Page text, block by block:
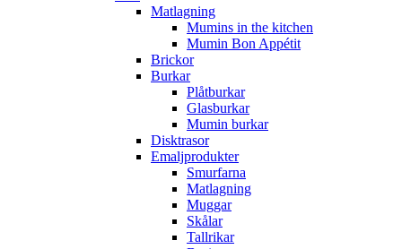
Matlagning
Mumins in the kitchen
Mumin Bon Appétit
Brickor
Burkar
Plåtburkar
Glasburkar
Mumin burkar
Disktrasor
Emaljprodukter
Smurfarna
Matlagning
Muggar
Skålar
Tallrikar